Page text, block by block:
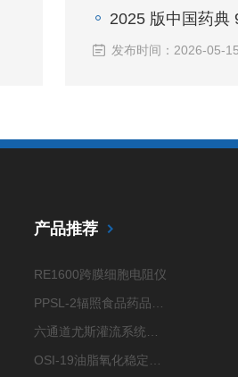
2025 版中国药典 9261｜中药
发布时间：2026-05-15
产品推荐
RE1600跨膜细胞电阻仪